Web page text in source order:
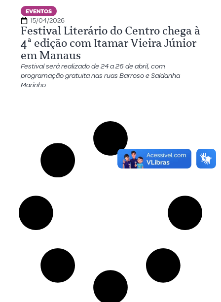
EVENTOS
15/04/2026
Festival Literário do Centro chega à
4ª edição com Itamar Vieira Júnior
em Manaus
Festival será realizado de 24 a 26 de abril, com
programação gratuita nas ruas Barroso e Saldanha
Marinho